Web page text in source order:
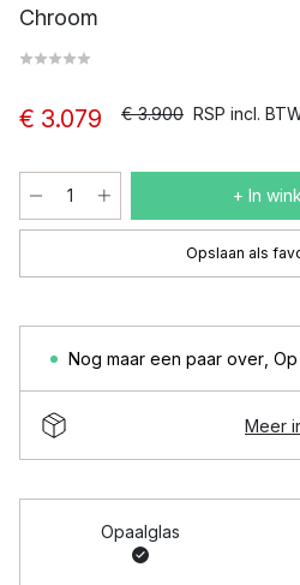
Chroom
€ 3.079 € 3.900 RSP incl.
+ In
Opslaan als
Nog maar een paar over
Meer
Opaalglas